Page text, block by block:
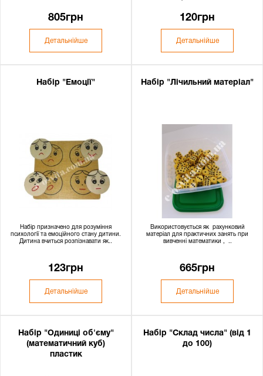
805грн
Детальнійше
120грн
Детальнійше
Набір "Емоції"
Набір призначено для розуміння
психології та емоційного стану дитини.
Дитина вчиться розпізнавати як..
123грн
Детальнійше
Набір "Лічильний матеріал"
Використовується як рахунковий
матеріал для практичних занять при
вивченні математики , ..
665грн
Детальнійше
Набір "Одиниці об'єму"
(математичний куб)
пластик
Набір "Склад числа" (від 1
до 100)